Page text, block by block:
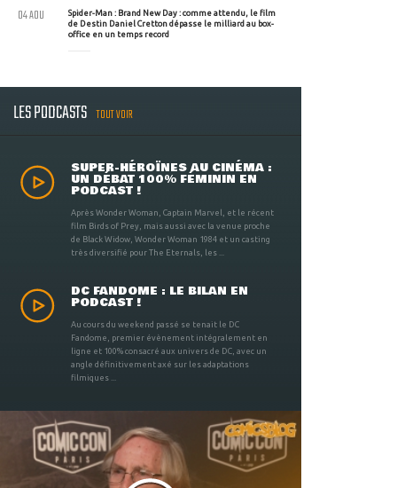
Spider-Man : Brand New Day : comme attendu, le film
de Destin Daniel Cretton dépasse le milliard au box-
office en un temps record
04 AOU
LES PODCASTS TOUT VOIR
SUPER-HÉROÏNES AU CINÉMA :
UN DÉBAT 100% FÉMININ EN
PODCAST !
Après Wonder Woman, Captain Marvel, et le récent
film Birds of Prey, mais aussi avec la venue proche
de Black Widow, Wonder Woman 1984 et un casting
très diversifié pour The Eternals, les ...
DC FANDOME : LE BILAN EN
PODCAST !
Au cours du weekend passé se tenait le DC
Fandome, premier évènement intégralement en
ligne et 100% consacré aux univers de DC, avec un
angle définitivement axé sur les adaptations
filmiques ...